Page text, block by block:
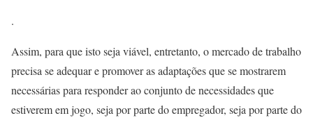
.
Assim, para que isto seja viável, entretanto, o mercado de trabalho
precisa se adequar e promover as adaptações que se mostrarem
necessárias para responder ao conjunto de necessidades que
estiverem em jogo, seja por parte do empregador, seja por parte do